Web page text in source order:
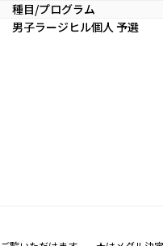
種目/プログラム
男子ラージヒル個人 予選